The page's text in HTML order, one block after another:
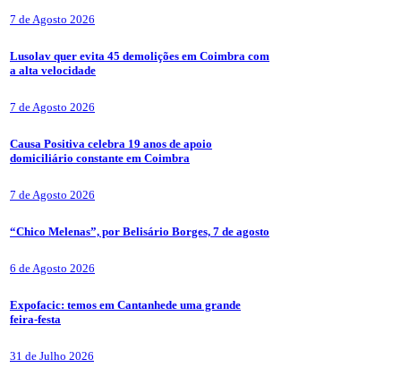
7 de Agosto 2026
Lusolav quer evita 45 demolições em Coimbra com
a alta velocidade
7 de Agosto 2026
Causa Positiva celebra 19 anos de apoio
domiciliário constante em Coimbra
7 de Agosto 2026
“Chico Melenas”, por Belisário Borges, 7 de agosto
6 de Agosto 2026
Expofacic: temos em Cantanhede uma grande
feira-festa
31 de Julho 2026